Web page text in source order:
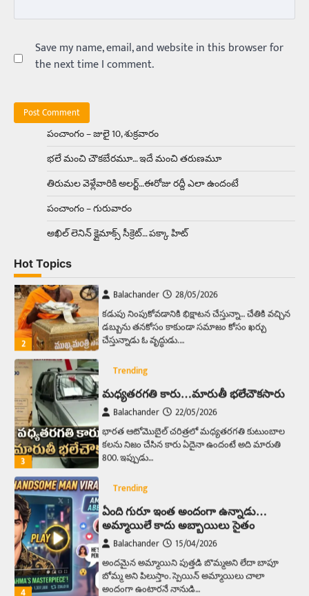
Save my name, email, and website in this browser for
the next time I comment.
పంచాంగం – జులై 10, శుక్రవారం
భలే మంచి చౌకబేరమూ… ఇదే మంచి తరుణమూ
తిరుమల వెళ్లేవారికి అలర్ట్‌…ఈరోజు రద్దీ ఎలా ఉందంటే
పంచాంగం – గురువారం
అఖిల్‌ లెనిన్ క్లైమాక్స్‌ సీక్రెట్‌… పక్కా హిట్‌
Hot Topics
5
ప్రమాదం చోటుచేసుకుంది. ఝాన్సీ–కాన్పూర్ జాతీయ
రహదారిపై వేల సంఖ్యలో బీరు…
Balachander
ఆదివారం వచ్చిందంటే చాలు సామాన్యుడి నుండి
సాఫ్ట్‌వేర్ ఉద్యోగి వరకు అందరికీ గుర్తొచ్చే మొదటి పని
‘బట్టలు ఉతకడం’. వారం…
2
Trending
మనసున్న బిచ్చగాడు… సీఎం నిధికి భారీగా
విరాళం
కడుపు నింపుకోవడానికి భిక్షాటన చేస్తున్నా… చేతికి వచ్చిన
డబ్బును తనకోసం కాకుండా సమాజం కోసం ఖర్చు
చేస్తున్నాడు ఓ వృద్ధుడు.…
3
Trending
Balachander
భారత ఆటోమొబైల్ చరిత్రలో మధ్యతరగతి కుటుంబాల
కలను నిజం చేసిన కారు ఏదైనా ఉందంటే అది మారుతి
800. ఇప్పుడు…
4
Trending
అమ్మాయిలే కాదు అబ్బాయిలు సైతం
Balachander 15/04/2026
అందమైన అమ్మాయిని పుత్తడి బొమ్మఅని లేదా బాపూ
బోమ్మ అని పిలుస్తాం. స్పెయిన్‌ అమ్మాయిలు చాలా
అందంగా ఉంటారనే నానుడి…
Trending